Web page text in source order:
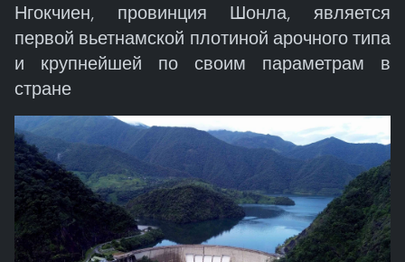
Нгокчиен, провинция Шонла, является
первой вьетнамской плотиной арочного типа
и крупнейшей по своим параметрам в
стране